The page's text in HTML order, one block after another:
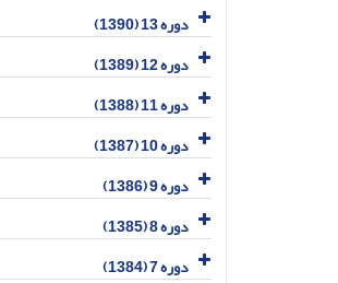
دوره 13 (1390)
دوره 12 (1389)
دوره 11 (1388)
دوره 10 (1387)
دوره 9 (1386)
دوره 8 (1385)
دوره 7 (1384)